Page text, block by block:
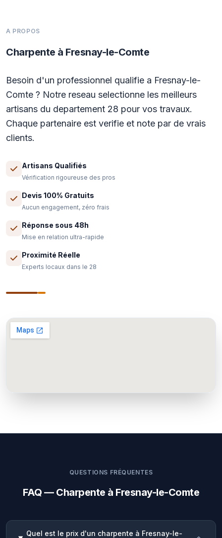
A PROPOS
Charpente à Fresnay-le-Comte
Besoin d'un professionnel qualifie a Fresnay-le-
Comte ? Notre reseau selectionne les meilleurs
artisans du departement 28 pour vos travaux.
Chaque partenaire est verifie et note par de vrais
clients.
Artisans Qualifiés
Vérification rigoureuse des pros
Devis 100% Gratuits
Aucun engagement, zéro frais
Réponse sous 48h
Mise en relation ultra-rapide
Proximité Réelle
Experts locaux dans le 28
QUESTIONS FRÉQUENTES
FAQ — Charpente à Fresnay-le-Comte
Quel est le prix d'un charpente à Fresnay-le-